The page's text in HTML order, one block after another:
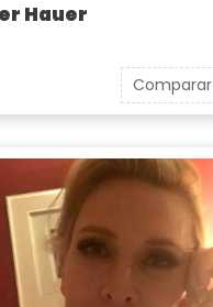
Hauer
Comparar